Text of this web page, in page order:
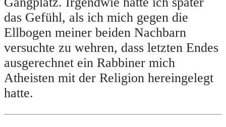
das Gefühl, als ich mich gegen die
Ellbogen meiner beiden Nachbarn
versuchte zu wehren, dass letzten Endes
ausgerechnet ein Rabbiner mich
Atheisten mit der Religion hereingelegt
hatte.